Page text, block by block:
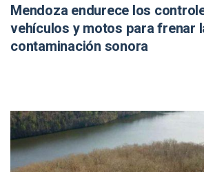
Mendoza endurece los
vehículos y motos para frenar
contaminación sonora